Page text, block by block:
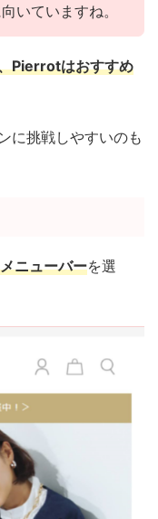
いていますね。
Pierrotはおすすめ
に挑戦しやすいのも
メニューバーを選